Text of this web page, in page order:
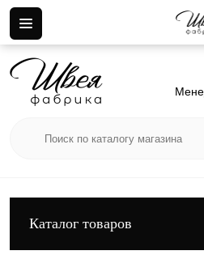
Каталог товаров